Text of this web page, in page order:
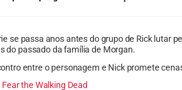
se passa anos antes do grupo de Rick lutar
do passado da família de Morgan.
entre o personagem e Nick promete
the Walking Dead